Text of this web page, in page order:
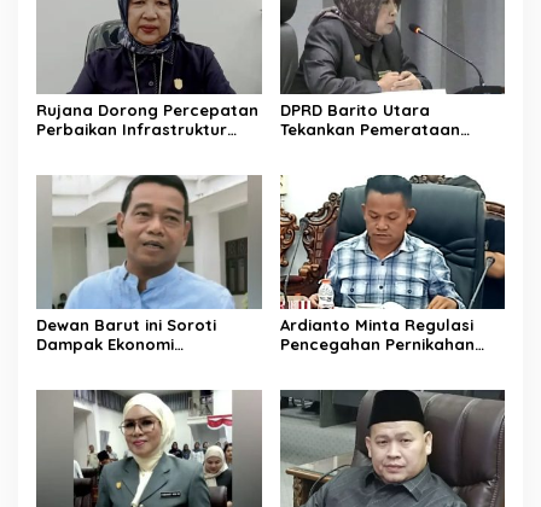
Rujana Dorong Percepatan
Perbaikan Infrastruktur
DPRD Barito Utara
Tekankan Pemerataan
Dewan Barut ini Soroti
Dampak Ekonomi
Ardianto Minta Regulasi
Pencegahan Pernikahan